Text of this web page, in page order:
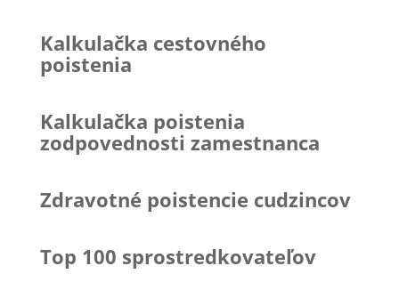
Kalkulačka cestovného
poistenia
Kalkulačka poistenia
zodpovednosti zamestnanca
Zdravotné poistencie cudzincov
Top 100 sprostredkovateľov